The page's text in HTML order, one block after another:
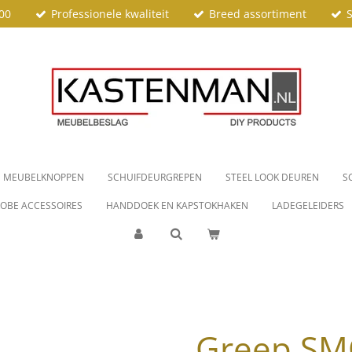
Professionele kwaliteit Breed assortiment
MEUBELKNOPPEN SCHUIFDEURGREPEN STEEL LOOK DEUREN
ACCESSOIRES HANDDOEK EN KAPSTOKHAKEN LADEGELEIDERS